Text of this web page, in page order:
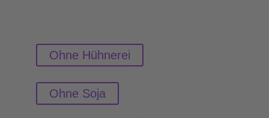
Ohne Hühnerei
Ohne Soja